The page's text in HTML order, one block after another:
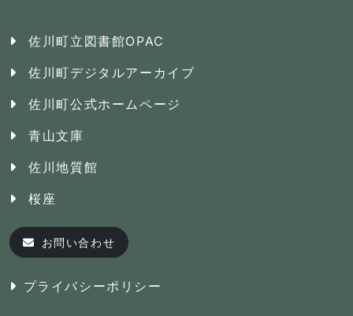
佐川町立図書館OPAC
佐川町デジタルアーカイブ
佐川町公式ホームページ
青山文庫
佐川地質館
桜座
お問い合わせ
プライバシーポリシー